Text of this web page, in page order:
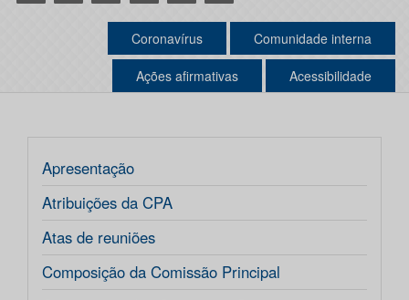
Coronavírus Comunidade interna
Ações afirmativas Acessibilidade
Apresentação
Atribuições da CPA
Atas de reuniões
Composição da Comissão Principal